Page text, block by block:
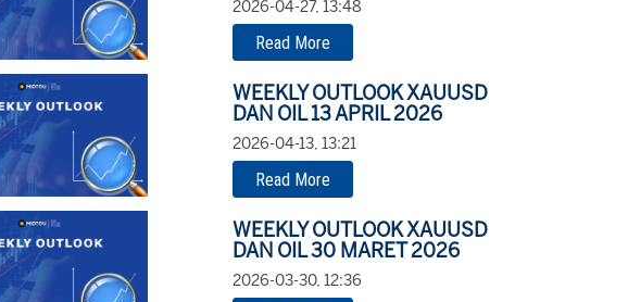
2026-04-27, 13:48
Read More
WEEKLY OUTLOOK XAUUSD
DAN OIL 13 APRIL 2026
2026-04-13, 13:21
Read More
WEEKLY OUTLOOK XAUUSD
DAN OIL 30 MARET 2026
2026-03-30, 12:36